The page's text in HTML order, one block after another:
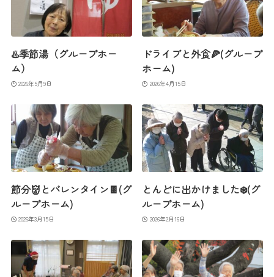
♨️季節湯（グループホー
ム）
2026年5月9日
ドライブと外食🍕(グループ
ホーム)
2026年4月15日
節分👹とバレンタイン🍫(グ
ループホーム)
2026年3月15日
とんどに出かけました❄️(グ
ループホーム)
2026年2月16日